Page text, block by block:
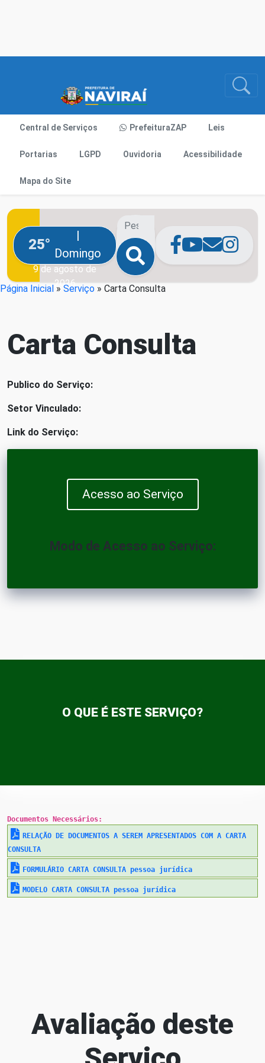
Central de Serviços PrefeituraZAP Leis
Portarias LGPD Ouvidoria Acessibilidade
Mapa do Site
25°
|
Domingo
9 de agosto de
2026
Página Inicial » Serviço » Carta Consulta
Carta Consulta
Publico do Serviço:
Setor Vinculado:
Link do Serviço:
Acesso ao Serviço
Modo de Acesso ao Serviço:
O QUE É ESTE SERVIÇO?
Documentos Necessários:
RELAÇÃO DE DOCUMENTOS A SEREM APRESENTADOS COM A CARTA
CONSULTA
FORMULÁRIO CARTA CONSULTA pessoa jurídica
MODELO CARTA CONSULTA pessoa jurídica
Avaliação deste